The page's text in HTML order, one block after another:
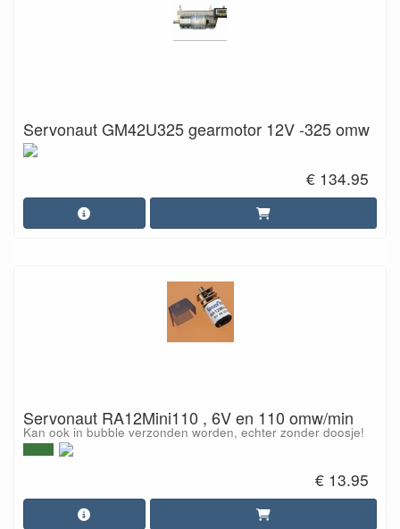
Servonaut GM42U325 gearmotor 12V -325 omw
€ 134.95
Servonaut RA12Mini110 , 6V en 110 omw/min
Kan ook in bubble verzonden worden, echter zonder doosje!
€ 13.95